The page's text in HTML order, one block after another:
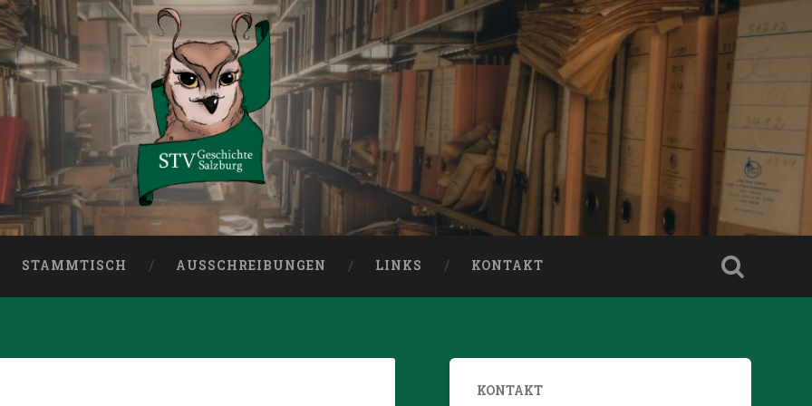
STAMMTISCH AUSSCHREIBUNGEN LINKS KONTAKT
KONTAKT